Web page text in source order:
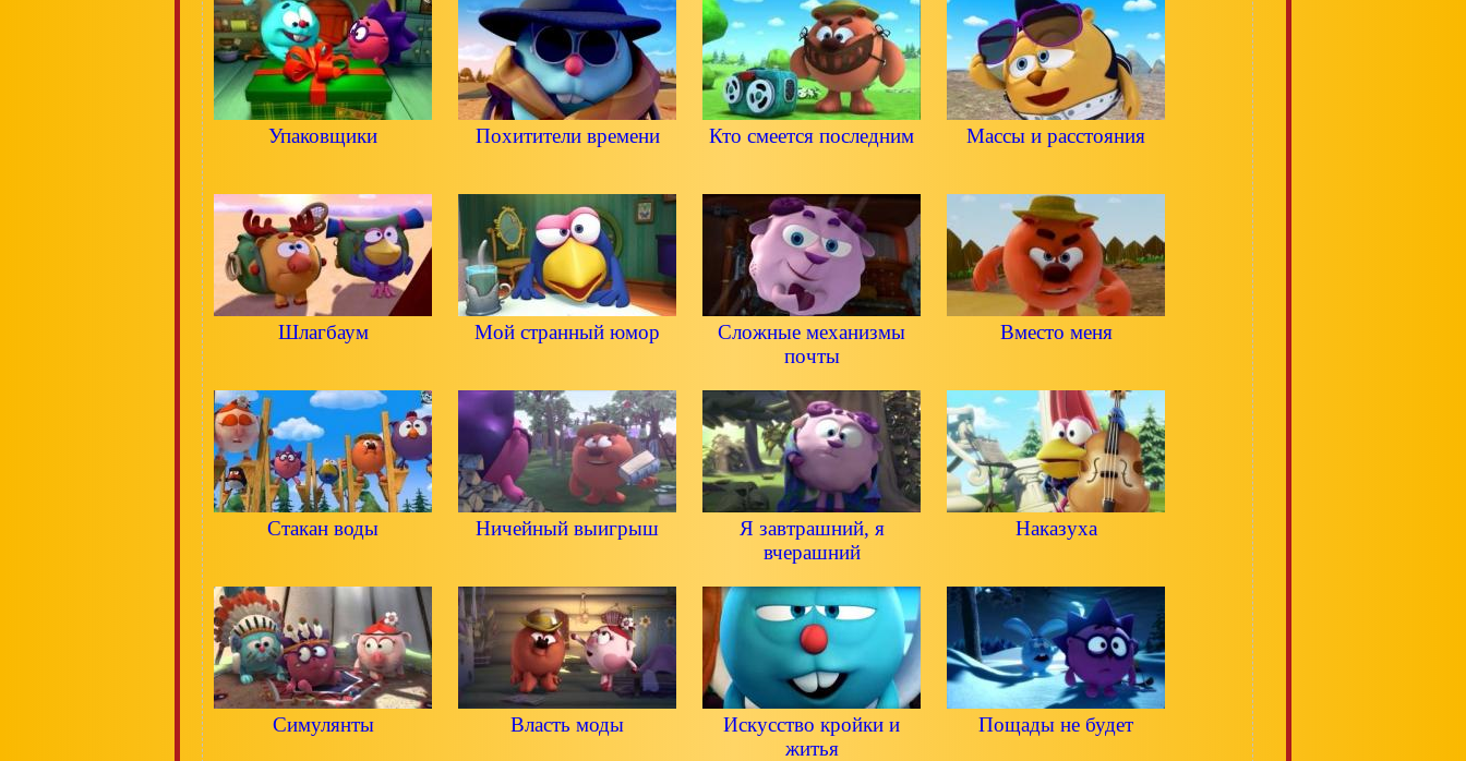
Упаковщики Похитители времени Кто смеется последним Массы и расстояния
Шлагбаум Мой странный юмор
Сложные механизмы
почты
Вместо меня
Стакан воды Ничейный выигрыш
Я завтрашний, я
вчерашний
Наказуха
Симулянты Власть моды
Искусство кройки и
житья
Пощады не будет